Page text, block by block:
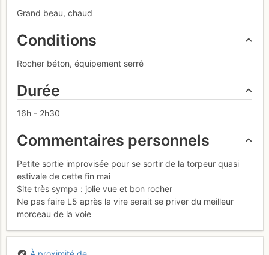
Grand beau, chaud
Conditions
Rocher béton, équipement serré
Durée
16h - 2h30
Commentaires personnels
Petite sortie improvisée pour se sortir de la torpeur quasi
estivale de cette fin mai
Site très sympa : jolie vue et bon rocher
Ne pas faire L5 après la vire serait se priver du meilleur
morceau de la voie